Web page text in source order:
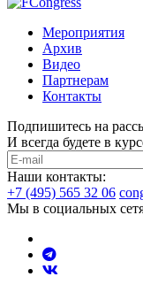
Мероприятия
Архив
Видео
Партнерам
Контакты
Подпишитесь на
И всегда будете в
Наши контакты:
+7 (495) 565 32 06
Мы в социальных